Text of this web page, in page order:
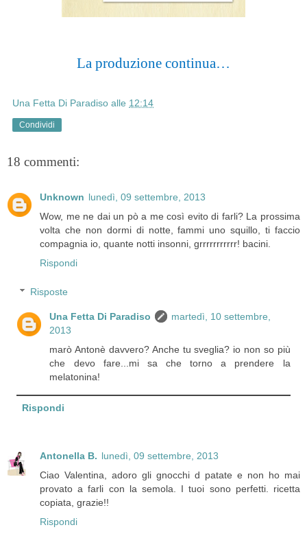
La produzione continua…
Una Fetta Di Paradiso alle 12:14
Condividi
18 commenti:
Unknown lunedì, 09 settembre, 2013
Wow, me ne dai un pò a me così evito di farli? La prossima
volta che non dormi di notte, fammi uno squillo, ti faccio
compagnia io, quante notti insonni, grrrrrrrrrrr! bacini.
Rispondi
Risposte
Una Fetta Di Paradiso
martedì, 10 settembre,
2013
marò Antonè davvero? Anche tu sveglia? io non so più
che devo fare...mi sa che torno a prendere la
melatonina!
Rispondi
Antonella B. lunedì, 09 settembre, 2013
Ciao Valentina, adoro gli gnocchi d patate e non ho mai
provato a farli con la semola. I tuoi sono perfetti. ricetta
copiata, grazie!!
Rispondi